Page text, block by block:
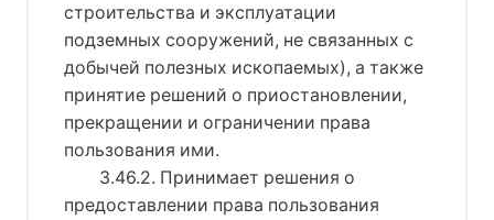
строительства и эксплуатации
подземных сооружений, не связанных с
добычей полезных ископаемых), а также
принятие решений о приостановлении,
прекращении и ограничении права
пользования ими.
3.46.2. Принимает решения о
предоставлении права пользования